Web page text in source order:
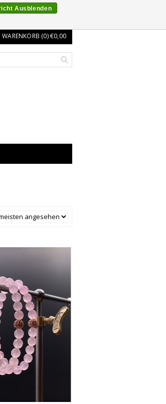
WARENKORB (0) €0,00
Ausblenden